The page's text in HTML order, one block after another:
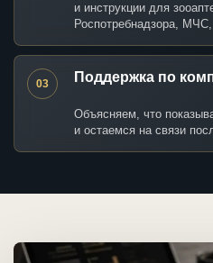
и инструкции для
Роспотребнадзора,
03 Поддержка по
Объясняем, что
и остаемся на связи